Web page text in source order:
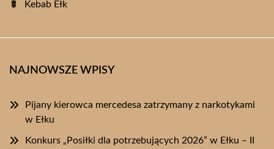
Kebab Ełk
NAJNOWSZE WPISY
Pijany kierowca mercedesa zatrzymany z narkotykami
w Ełku
Konkurs „Posiłki dla potrzebujących 2026” w Ełku – II